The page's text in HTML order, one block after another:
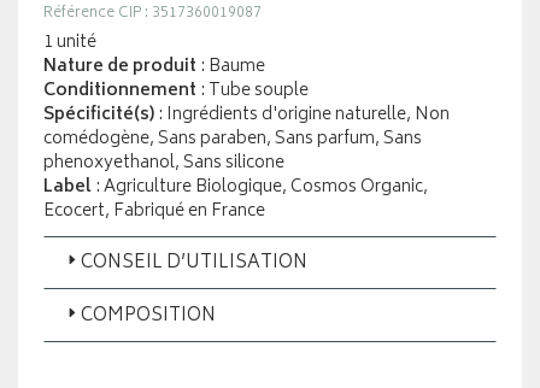
Référence CIP : 3517360019087
1 unité
Nature de produit : Baume
Conditionnement : Tube souple
Spécificité(s): Ingrédients d'origine naturelle, Non
comédogène, Sans paraben, Sans parfum, Sans
phenoxyethanol, Sans silicone
Label: Agriculture Biologique, Cosmos Organic,
Ecocert, Fabriqué en France
CONSEIL D’UTILISATION
COMPOSITION